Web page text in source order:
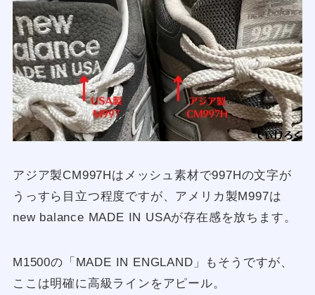
アジア製CM997Hはメッシュ素材で997Hの文字が
うっすら目立つ程度ですが、アメリカ製M997は
new balance MADE IN USAが存在感を放ちます。
M1500の「MADE IN ENGLAND」もそうですが、
ここは明確に高級ラインをアピール。